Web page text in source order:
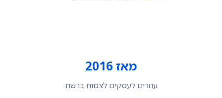
מאז 2016
עוזרים לעסקים לצמוח ברשת